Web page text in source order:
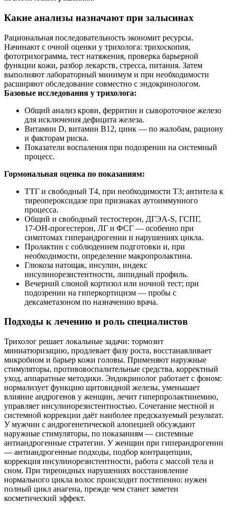
Какие анализы назначают при залысинах
Рациональная последовательность экономит ресурсы.
Начинают с очной оценки у трихолога: трихоскопия,
фототрихограмма, тест натяжения, проверка барьерной
функции кожи, разбор лекарств, стресса, питания. Затем
выполняют лабораторный минимум и при необходимости
расширяют обследование совместно с эндокринологом.
Базовые исследования у трихолога:
Общий анализ крови, ферритин и сывороточное железо
для исключения дефицита железа.
Витамин D, витамин B12, цинк — по жалобам, рациону
и факторам риска.
Показатели воспаления при подозрении на системный
процесс.
Гормональная оценка по показаниям:
ТТГ и свободный Т4, при необходимости Т3; антитела к
тиреопероксидазе при признаках аутоиммунного
процесса.
Общий и свободный тестостерон, ДГЭА‑S, ГСПГ,
17‑ОН‑прогестерон, ЛГ и ФСГ — особенно при
симптомах гиперандрогении и нарушениях цикла.
Пролактин с соблюдением подготовки и, при
необходимости, определение макропролактина.
Глюкоза натощак, инсулин, индекс
инсулинорезистентности, липидный профиль.
Вечерний слюной кортизол или ночной тест; при
подозрении на гиперкортицизм — пробы с
дексаметазоном по назначению врача.
Подходы к лечению и роль специалистов
Трихолог решает локальные задачи: тормозит
миниатюризацию, продлевает фазу роста, восстанавливает
микробиом и барьер кожи головы. Применяют наружные
стимуляторы, противовоспалительные средства, корректный
уход, аппаратные методики. Эндокринолог работает с фоном:
нормализует функцию щитовидной железы, уменьшает
влияние андрогенов у женщин, лечит гиперпролактинемию,
управляет инсулинорезистентностью. Сочетание местной и
системной коррекции даёт наиболее предсказуемый результат.
У мужчин с андрогенетической алопецией обсуждают
наружные стимуляторы, по показаниям — системные
антиандрогенные стратегии. У женщин при гиперандрогении
— антиандрогенные подходы, подбор контрацепции,
коррекция инсулинорезистентности, работа с массой тела и
сном. При тиреоидных нарушениях восстановление
нормального цикла волос происходит постепенно: нужен
полный цикл анагена, прежде чем станет заметен
косметический эффект.